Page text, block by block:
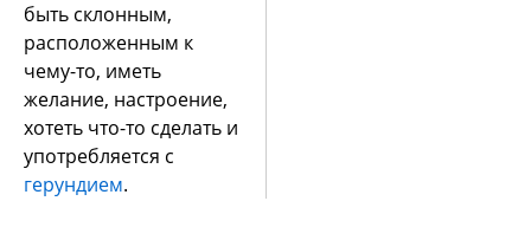
быть склонным,
расположенным к
чему-то, иметь
желание, настроение,
хотеть что-то сделать и
употребляется с
герундием.